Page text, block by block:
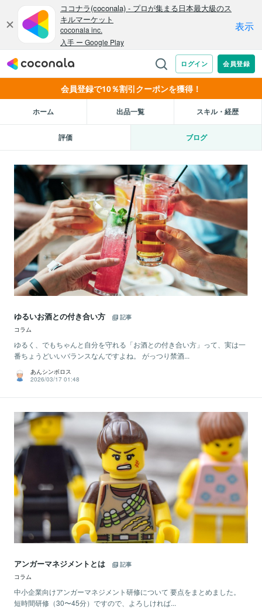
会員登録で10％割引クーポンを獲得！
ホーム 出品一覧 スキル・経歴
評価 ブログ
ゆるいお酒との付き合い方
記事
コラム
ゆるく、でもちゃんと自分を守れる「お酒との付き合い方」って、実は一
番ちょうどいいバランスなんですよね。 がっつり禁酒...
あんシンボロス
2026/03/17 01:48
アンガーマネジメントとは
記事
コラム
中小企業向けアンガーマネジメント研修について 要点をまとめました。
短時間研修（30〜45分）ですので、よろしければ...